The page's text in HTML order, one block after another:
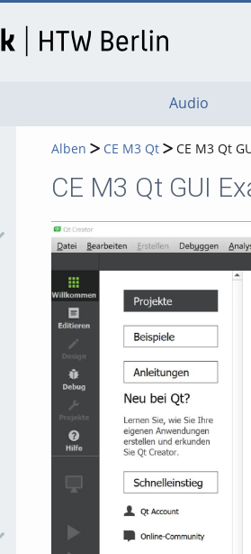
Audio
Alben CE M3 Qt CE M3 Qt
CE M3 Qt GUI